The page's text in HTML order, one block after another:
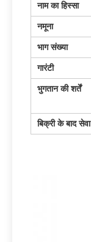
नाम का हिस्सा
नमूना
भाग संख्या
गारंटी
भुगतान की शर्तें
बिक्री के बाद सेवा